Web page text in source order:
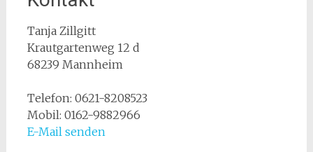
Tanja Zillgitt
Krautgartenweg 12 d
68239 Mannheim
Telefon: 0621-8208523
Mobil: 0162-9882966
E-Mail senden